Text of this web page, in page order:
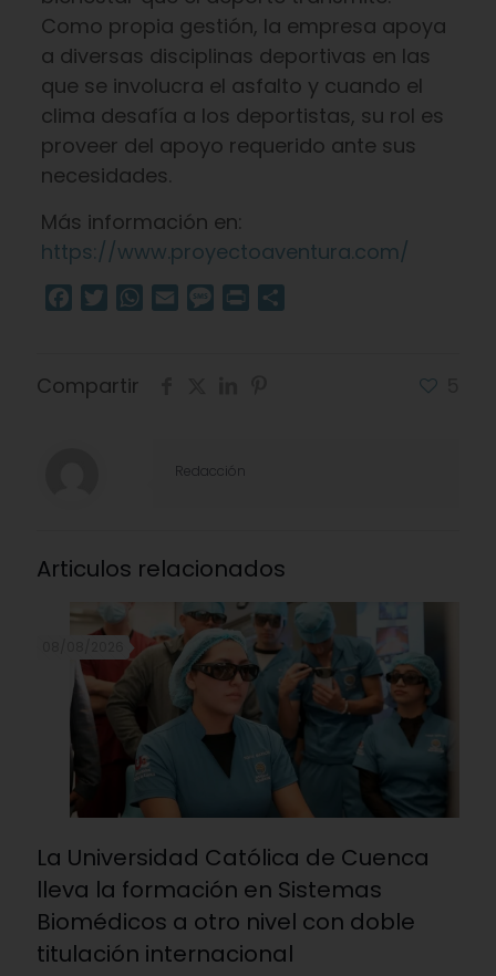
Como propia gestión, la empresa apoya
a diversas disciplinas deportivas en las
que se involucra el asfalto y cuando el
clima desafía a los deportistas, su rol es
proveer del apoyo requerido ante sus
necesidades.
Más información en:
https://www.proyectoaventura.com/
Facebook
TwitterWhatsApp
Email Message
Print
Compartir
Redacción
Articulos relacionados
La Universidad Católica de Cuenca
lleva la formación en Sistemas
Biomédicos a otro nivel con doble
titulación internacional